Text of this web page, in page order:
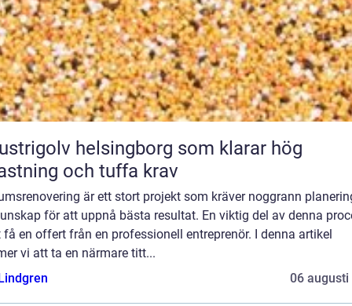
helsingborg som klarar hög
och tuffa krav
är ett stort projekt som kräver noggrann
för att uppnå bästa resultat. En viktig del av denna
få en offert från en professionell entreprenör. I denna artikel
vi att ta en närmare titt...
06 augusti